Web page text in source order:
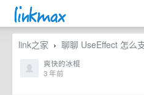
link之家 › 聊聊 UseEffect 怎么
爽快的冰棍
3 年前